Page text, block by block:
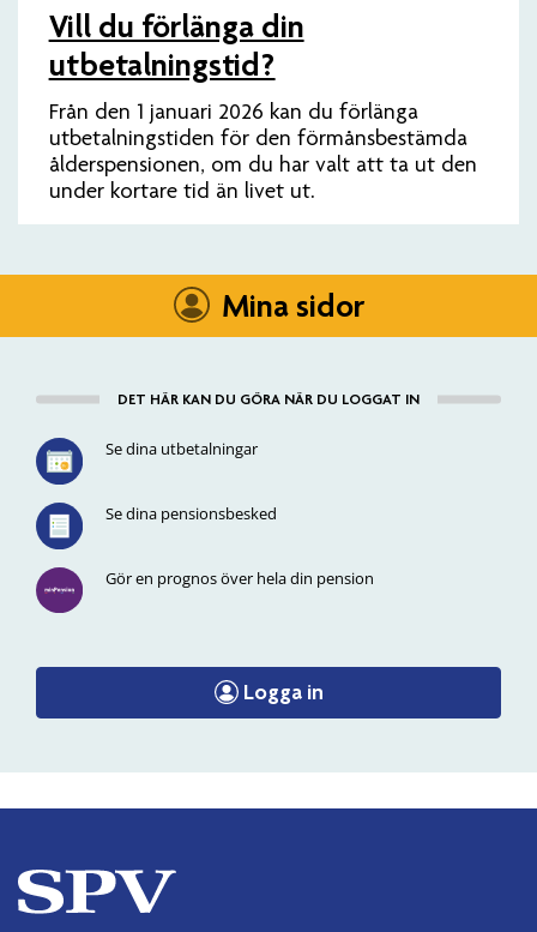
Vill du förlänga din
utbetalningstid?
Från den 1 januari 2026 kan du förlänga
utbetalningstiden för den förmånsbestämda
ålderspensionen, om du har valt att ta ut den
under kortare tid än livet ut.
Mina sidor
DET HÄR KAN DU GÖRA NÄR DU LOGGAT IN
Se dina utbetalningar
Se dina pensionsbesked
Gör en prognos över hela din pension
Logga in